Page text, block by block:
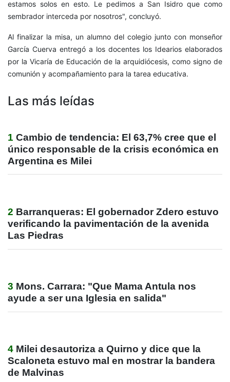
estamos solos en esto. Le pedimos a San Isidro que como
sembrador interceda por nosotros", concluyó.
Al finalizar la misa, un alumno del colegio junto con monseñor
García Cuerva entregó a los docentes los Idearios elaborados
por la Vicaría de Educación de la arquidiócesis, como signo de
comunión y acompañamiento para la tarea educativa.
Las más leídas
1 Cambio de tendencia: El 63,7% cree que el
único responsable de la crisis económica en
Argentina es Milei
2 Barranqueras: El gobernador Zdero estuvo
verificando la pavimentación de la avenida
Las Piedras
3 Mons. Carrara: "Que Mama Antula nos
ayude a ser una Iglesia en salida"
4 Milei desautoriza a Quirno y dice que la
Scaloneta estuvo mal en mostrar la bandera
de Malvinas